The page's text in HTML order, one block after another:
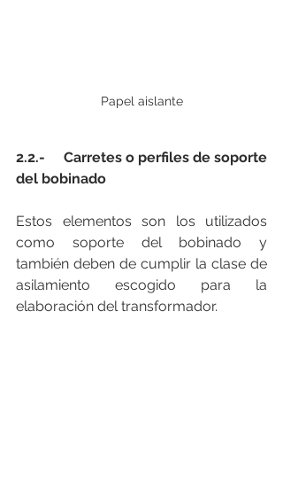
Papel aislante
2.2.-     Carretes o perfiles de soporte
del bobinado
Estos elementos son los utilizados
como soporte del bobinado y
también deben de cumplir la clase de
asilamiento escogido para la
elaboración del transformador.